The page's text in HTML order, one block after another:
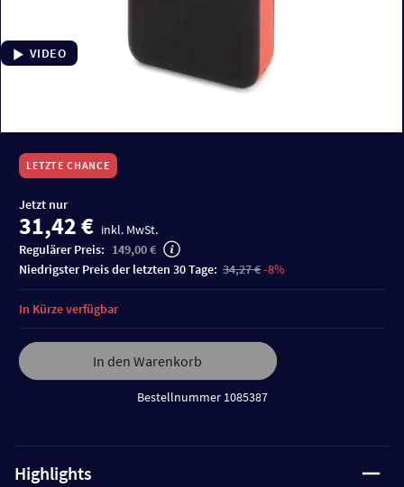
VIDEO
LETZTE CHANCE
Jetzt nur
31,42 € inkl. MwSt.
Regulärer Preis: 149,00 €
niedrigster Preis der letzten 30 Tage: 34,27 €-8%
In den Warenkorb
Bestellnummer 1085387
In Kürze verfügbar
Highlights